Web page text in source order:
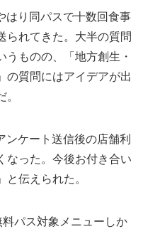
り同パスで十数回食事
られてきた。大半の質問
ものの、「地方創生・
の質問にはアイデアが出
ケート送信後の店舗利
なった。今後お付き合い
伝えられた。
パス対象メニューしか